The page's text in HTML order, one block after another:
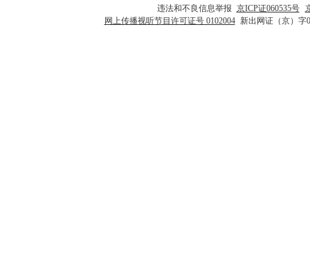
违法和不良信息举报 京ICP证060535号
网上传播视听节目许可证号 0102004 新出网证（京）